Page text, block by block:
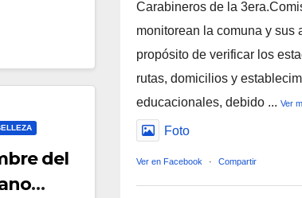
del
Carabineros de la
monitorean la comuna y sus
propósito de verificar los
rutas, domicilios y
educacionales, debido ...Ver
Foto
Ver en Facebook · Compartir